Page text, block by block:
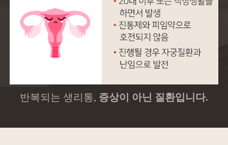
반복되는 생리통, 증상이 아닌 질환입니다.